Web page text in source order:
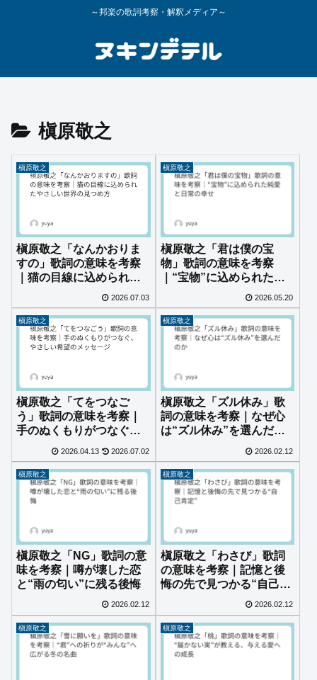
～邦楽の歌詞考察・解釈メディア～
槇原敬之
槇原敬之
槇原敬之「なんかおりま
すの」歌詞の意味を考察
｜猫の目線に込められた
やさしい世界の見つめ方
2026.07.03
槇原敬之
槇原敬之「君は僕の宝
物」歌詞の意味を考察
｜“宝物”に込められた純
2026.05.20
槇原敬之
槇原敬之「てをつなご
う」歌詞の意味を考察｜
手のぬくもりがつなぐ、
ジ
2026.04.13 2026.07.02
槇原敬之
槇原敬之「ズル休み」歌
詞の意味を考察｜なぜ心
は“ズル休み”を選んだの
2026.02.12
槇原敬之
槇原敬之「NG」歌詞の意
味を考察｜噂が壊した恋
と“雨の匂い”に残る後悔
2026.02.12
槇原敬之
槇原敬之「わさび」歌詞
の意味を考察｜記憶と後
悔の先で見つかる“自己肯
2026.02.12
槇原敬之 槇原敬之